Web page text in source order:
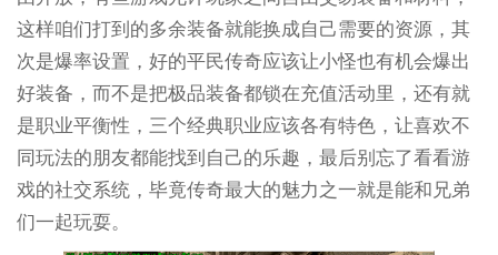
这样咱们打到的多余装备就能换成自己需要的资源，其
次是爆率设置，好的平民传奇应该让小怪也有机会爆出
好装备，而不是把极品装备都锁在充值活动里，还有就
是职业平衡性，三个经典职业应该各有特色，让喜欢不
同玩法的朋友都能找到自己的乐趣，最后别忘了看看游
戏的社交系统，毕竟传奇最大的魅力之一就是能和兄弟
们一起玩耍。